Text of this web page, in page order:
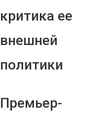
критика ее
внешней
политики
Премьер-